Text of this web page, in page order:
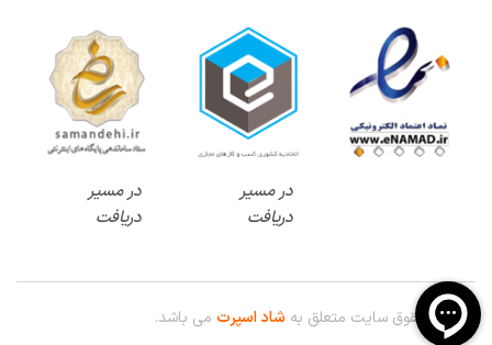
در مسیر
دریافت
در مسیر
دریافت
© کلیه حقوق سایت متعلق به شاد اسپرت می باشد.